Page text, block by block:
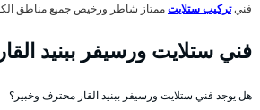
فنيتركيب ستلايتممتاز شاطر ورخيص جميع مناطق
فني ستلايت ورسيفر ببنيد القار
هل يوجد فني ستلايت ورسيفر ببنيد القار محترف وخبير؟